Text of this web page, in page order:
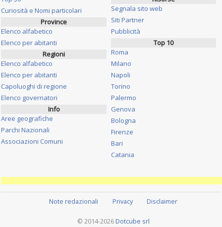
Curiosità e Nomi particolari
Province
Elenco alfabetico
Elenco per abitanti
Regioni
Elenco alfabetico
Elenco per abitanti
Capoluoghi di regione
Elenco governatori
Info
Aree geografiche
Parchi Nazionali
Associazioni Comuni
Segnala sito web
Siti Partner
Pubblicità
Top 10
Roma
Milano
Napoli
Torino
Palermo
Genova
Bologna
Firenze
Bari
Catania
Note redazionali Privacy Disclaimer
© 2014-2026 Dotcube srl